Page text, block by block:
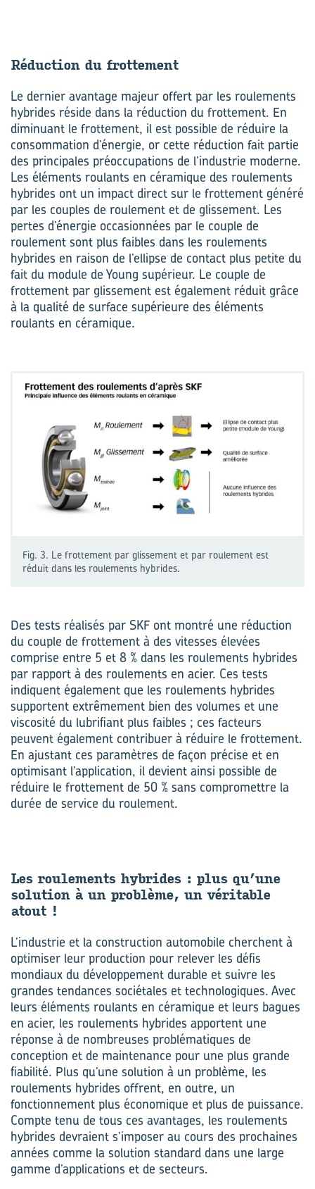
Ré­duc­tion du frot­te­ment
Le dernier avantage majeur offert par les roulements
hybrides réside dans la réduction du frottement. En
diminuant le frottement, il est possible de réduire la
consommation d’énergie, or cette réduction fait partie
des principales préoccupations de l’industrie moderne.
Les éléments roulants en céramique des roulements
hybrides ont un impact direct sur le frottement généré
par les couples de roulement et de glissement. Les
pertes d’énergie occasionnées par le couple de
roulement sont plus faibles dans les roulements
hybrides en raison de l’ellipse de contact plus petite du
fait du module de Young supérieur. Le couple de
frottement par glissement est également réduit grâce
à la qualité de surface supérieure des éléments
roulants en céramique.
Fig. 3. Le frottement par glissement et par roulement est
réduit dans les roulements hybrides.
Des tests réalisés par SKF ont montré une réduction
du couple de frottement à des vitesses élevées
comprise entre 5 et 8 % dans les roulements hybrides
par rapport à des roulements en acier. Ces tests
indiquent également que les roulements hybrides
supportent extrêmement bien des volumes et une
viscosité du lubrifiant plus faibles ; ces facteurs
peuvent également contribuer à réduire le frottement.
En ajustant ces paramètres de façon précise et en
optimisant l’application, il devient ainsi possible de
réduire le frottement de 50 % sans compromettre la
durée de service du roulement.
Les rou­le­ments hy­brides : plus qu’une
so­lu­tion à un pro­blème, un vé­ri­table
atout !
L’industrie et la construction automobile cherchent à
optimiser leur production pour relever les défis
mondiaux du développement durable et suivre les
grandes tendances sociétales et technologiques. Avec
leurs éléments roulants en céramique et leurs bagues
en acier, les roulements hybrides apportent une
réponse à de nombreuses problématiques de
conception et de maintenance pour une plus grande
fiabilité. Plus qu’une solution à un problème, les
roulements hybrides offrent, en outre, un
fonctionnement plus économique et plus de puissance.
Compte tenu de tous ces avantages, les roulements
hybrides devraient s’imposer au cours des prochaines
années comme la solution standard dans une large
gamme d’applications et de secteurs.